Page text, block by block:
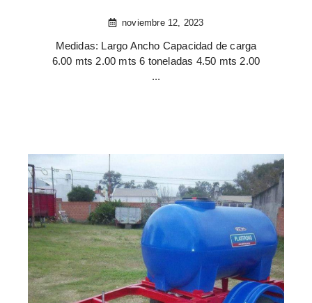
noviembre 12, 2023
Medidas: Largo Ancho Capacidad de carga
6.00 mts 2.00 mts 6 toneladas 4.50 mts 2.00
...